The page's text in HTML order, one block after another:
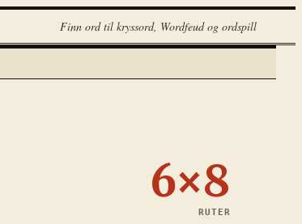
Finn ord til kryssord, Wordfeud og ordspill
6×8
RUTER